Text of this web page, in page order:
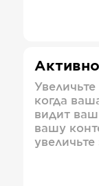
когда
видит
вашу